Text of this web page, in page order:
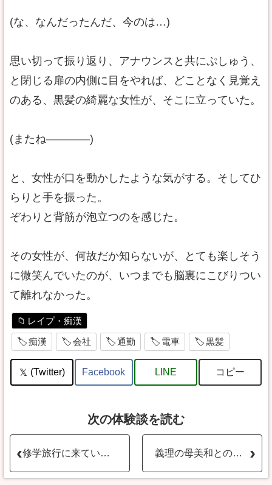
(な、なんだったんだ、今のは…)
思い切って振り返り、アナウンスと共にぷしゅう、
と閉じる扉の内側に目をやれば、どことなく見覚え
のある、黒髪の綺麗な女性が、そこに立っていた。
(またね――――)
と、女性が口を動かしたような気がする。そしてひ
らりと手を振った。
ぞわりと背筋が泡立つのを感じた。
その女性が、何故だか知らないが、とても楽しそう
に微笑んでいたのが、いつまでも脳裏にこびりつい
て離れなかった。
レイプ・痴漢
痴漢
会社 通勤 電車 黒髪
(Twitter) Facebook LINE コピー
次の体験談を読む
修学旅行に来ていた処女童貞さんにエッチ指導 義理の母美和との関係 中編